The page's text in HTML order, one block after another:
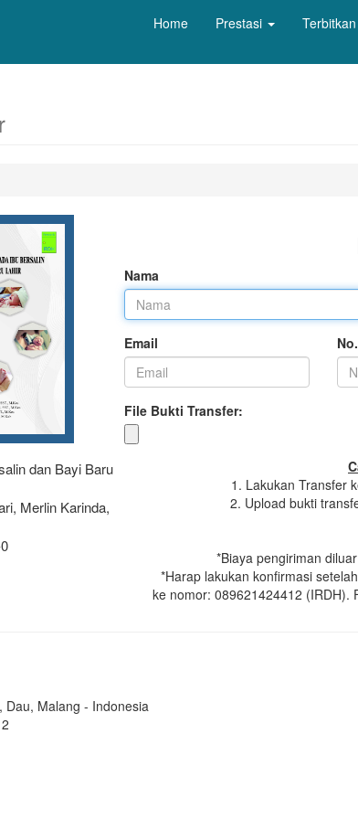
Home Prestasi
Nama
Email
File Bukti Transfer:
1. Lakukan Transfer
2. Upload bukti
*Biaya pengiriman
*Harap lakukan konfirmasi
ke nomor: 089621424412 (IRDH).
dan Bayi Baru
Merlin Karinda,
Dau, Malang - Indonesia